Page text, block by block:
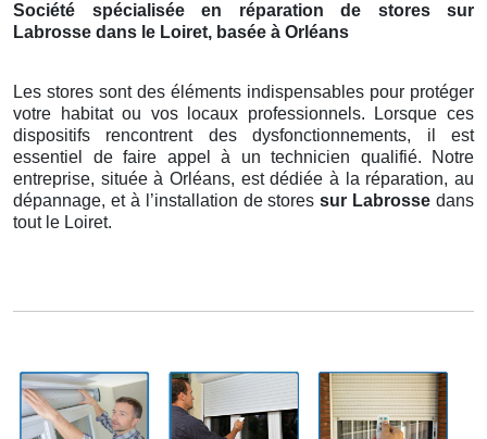
Société spécialisée en réparation de stores sur
Labrosse dans le Loiret, basée à Orléans
Les stores sont des éléments indispensables pour protéger
votre habitat ou vos locaux professionnels. Lorsque ces
dispositifs rencontrent des dysfonctionnements, il est
essentiel de faire appel à un technicien qualifié. Notre
entreprise, située à Orléans, est dédiée à la réparation, au
dépannage, et à l’installation de storessur Labrosse dans
tout le Loiret.